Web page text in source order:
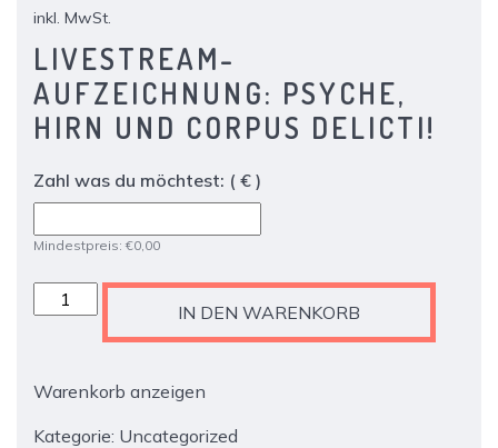
inkl. MwSt.
LIVESTREAM-
AUFZEICHNUNG: PSYCHE,
HIRN UND CORPUS DELICTI!
Zahl was du möchtest: ( € )
Mindestpreis: €0,00
Ticket
-
Menschen
Mut:
Psyche,
IN DEN WARENKORB
Warenkorb anzeigen
Kategorie: Uncategorized